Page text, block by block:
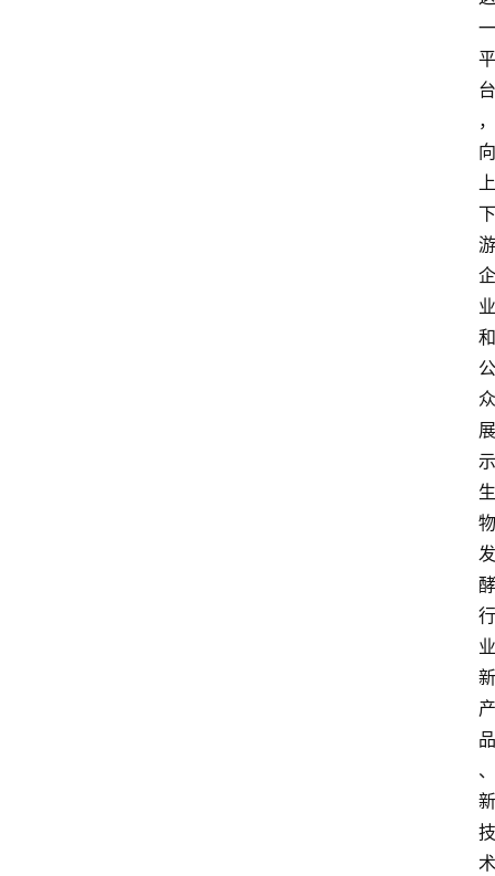
一
平
台
，
向
上
下
游
企
业
和
公
众
展
示
生
物
发
酵
行
业
新
产
品
、
新
技
术